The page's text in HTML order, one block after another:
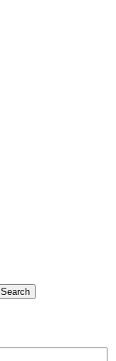
Search